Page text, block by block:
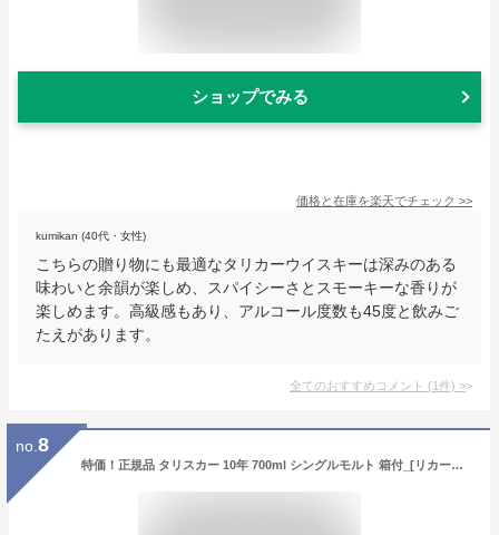
ショップでみる
価格と在庫を楽天でチェック >>
kumikan (40代・女性)
こちらの贈り物にも最適なタリカーウイスキーは深みのある
味わいと余韻が楽しめ、スパイシーさとスモーキーな香りが
楽しめます。高級感もあり、アルコール度数も45度と飲みご
たえがあります。
全てのおすすめコメント (1件) >
no. 8
特価！正規品 タリスカー 10年 700ml シングルモルト 箱付_[リカーズベスト]_[全品ヤマト宅急便配送]